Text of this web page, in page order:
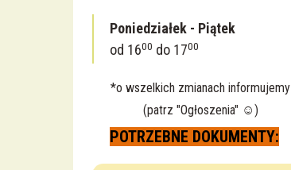
Poniedziałek - Piątek
od 1600 do 1700
*o wszelkich zmianach informujemy
(patrz "Ogłoszenia" ☺️)
POTRZEBNE DOKUMENTY: